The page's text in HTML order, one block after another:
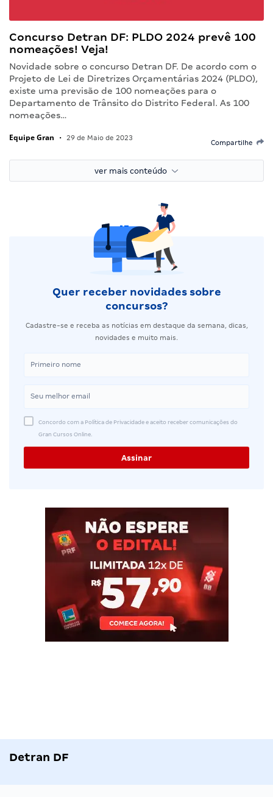
Concurso Detran DF: PLDO 2024 prevê 100
nomeações! Veja!
Novidade sobre o concurso Detran DF. De acordo com o
Projeto de Lei de Diretrizes Orçamentárias 2024 (PLDO),
existe uma previsão de 100 nomeações para o
Departamento de Trânsito do Distrito Federal. As 100
nomeações…
Equipe Gran • 29 de Maio de 2023
Compartilhe
ver mais conteúdo
Quer receber novidades sobre
concursos?
Cadastre-se e receba as notícias em destaque da semana, dicas,
novidades e muito mais.
Concordo com a Política de Privacidade e aceito receber comunicações do
Gran Cursos Online.
Detran DF